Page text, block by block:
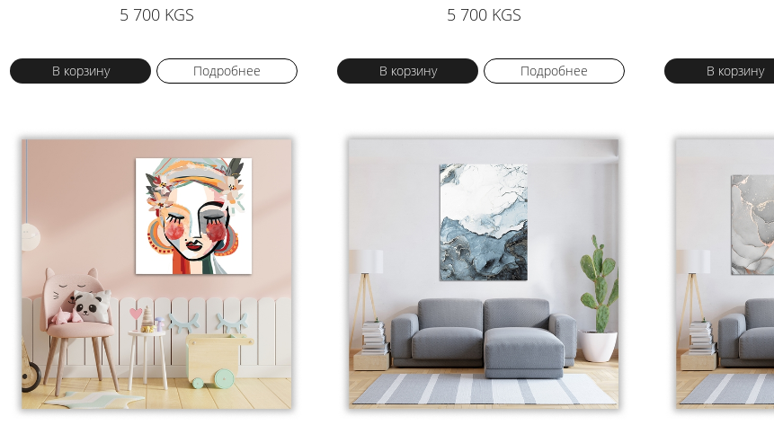
5 700 KGS
В корзину Подробнее
5 700 KGS
В корзину Подробнее В корзину